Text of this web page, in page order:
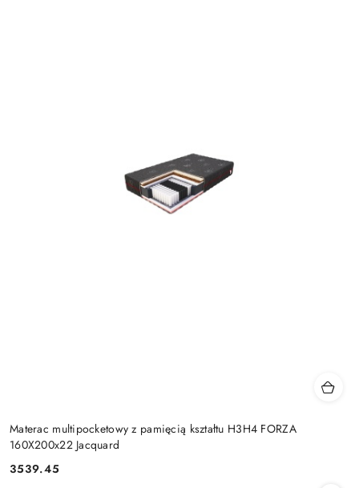
Materac multipocketowy z pamięcią kształtu H3H4 FORZA
160X200x22 Jacquard
Cena:
3539.45